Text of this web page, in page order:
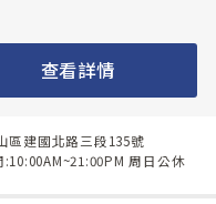
查看詳情
區建國北路三段135號
周日公休